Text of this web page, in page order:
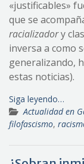
«justificables»
que se
racializadory
inversa a como
generalizando,
estas noticias).
Siga leyendo…
Actualidad en
filofascismo,